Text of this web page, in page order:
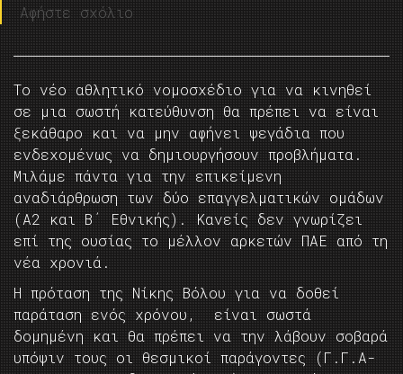
Αφήστε σχόλιο
Το νέο αθλητικό νομοσχέδιο για να κινηθεί
σε μια σωστή κατεύθυνση θα πρέπει να είναι
ξεκάθαρο και να μην αφήνει ψεγάδια που
ενδεχομένως να δημιουργήσουν προβλήματα.
Μιλάμε πάντα για την επικείμενη
αναδιάρθρωση των δύο επαγγελματικών ομάδων
(Α2 και Β΄ Εθνικής). Κανείς δεν γνωρίζει
επί της ουσίας το μέλλον αρκετών ΠΑΕ από τη
νέα χρονιά.
Η πρόταση της Νίκης Βόλου για να δοθεί
παράταση ενός χρόνου, είναι σωστά
δομημένη και θα πρέπει να την λάβουν σοβαρά
υπόψιν τους οι θεσμικοί παράγοντες (Γ.Γ.Α-